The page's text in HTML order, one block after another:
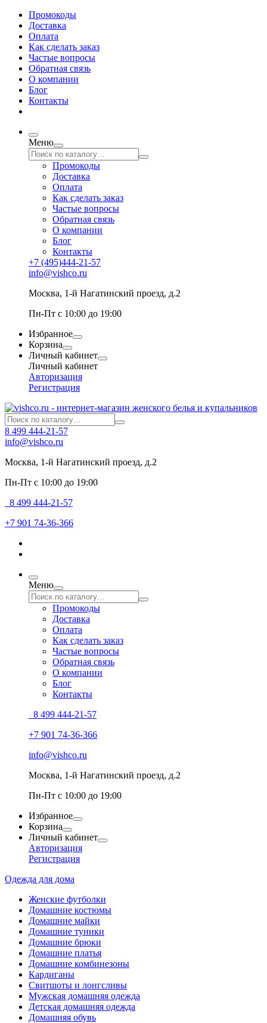
Промокоды
Доставка
Оплата
Как сделать заказ
Частые вопросы
Обратная связь
О компании
Блог
Контакты
Меню
Промокоды
Доставка
Оплата
Как сделать заказ
Частые вопросы
Обратная связь
О компании
Блог
Контакты
+7 (495)444-21-57
info@vishco.ru
Москва, 1-й Нагатинский проезд, д.2
Пн-Пт с 10:00 до 19:00
Избранное
Корзина
Личный кабинет
Личный кабинет
Авторизация
Регистрация
8 499 444-21-57
info@vishco.ru
Москва, 1-й Нагатинский проезд, д.2
Пн-Пт с 10:00 до 19:00
8 499 444-21-57
+7 901 74-36-366
Меню
Промокоды
Доставка
Оплата
Как сделать заказ
Частые вопросы
Обратная связь
О компании
Блог
Контакты
8 499 444-21-57
+7 901 74-36-366
info@vishco.ru
Москва, 1-й Нагатинский проезд, д.2
Пн-Пт с 10:00 до 19:00
Избранное
Корзина
Личный кабинет
Авторизация
Регистрация
Одежда для дома
Женские футболки
Домашние костюмы
Домашние майки
Домашние туники
Домашние брюки
Домашние платья
Домашние комбинезоны
Кардиганы
Свитшоты и лонгсливы
Мужская домашняя одежда
Детская домашняя одежда
Домашняя обувь